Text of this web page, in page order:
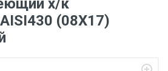
х/к
(08Х17)